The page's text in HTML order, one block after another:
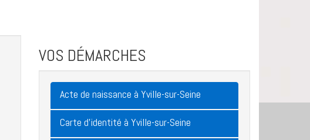
VOS DÉMARCHES
Acte de naissance à Yville-sur-Seine
Carte d'identité à Yville-sur-Seine